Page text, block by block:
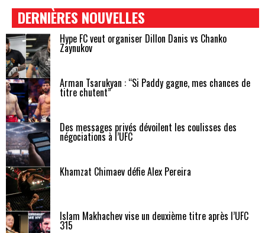
DERNIÈRES NOUVELLES
Hype FC veut organiser Dillon Danis vs Chanko
Zaynukov
Arman Tsarukyan : “Si Paddy gagne, mes chances de
titre chutent”
Des messages privés dévoilent les coulisses des
négociations à l’UFC
Khamzat Chimaev défie Alex Pereira
Islam Makhachev vise un deuxième titre après l’UFC
315